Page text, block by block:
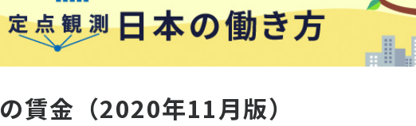
賃金（2020年11月版）